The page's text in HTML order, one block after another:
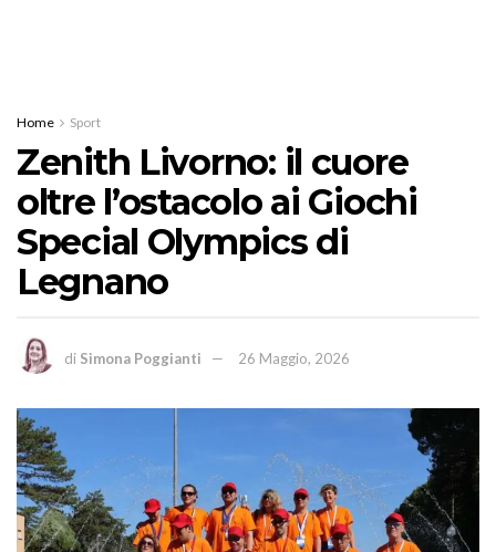
Home Sport
Zenith Livorno: il cuore
oltre l’ostacolo ai Giochi
Special Olympics di
Legnano
di Simona Poggianti 26 Maggio, 2026